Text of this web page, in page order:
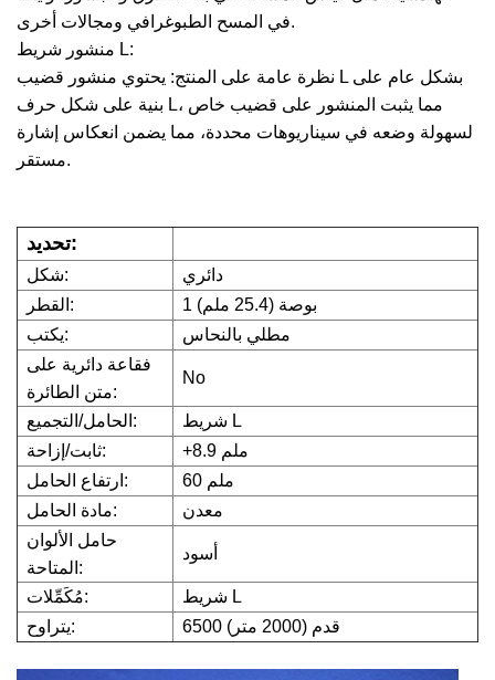
في المسح الطبوغرافي ومجالات أخرى.
منشور شريط L:
نظرة عامة على المنتج: يحتوي منشور قضيب L بشكل عام على
بنية على شكل حرف L، مما يثبت المنشور على قضيب خاص
لسهولة وضعه في سيناريوهات محددة، مما يضمن انعكاس إشارة
مستقر.
تحديد:
شكل:
دائري
القطر:
1 بوصة (25.4 ملم)
يكتب:
مطلي بالنحاس
فقاعة دائرية على
متن الطائرة:
No
الحامل/التجميع:
شريط L
ثابت/إزاحة:
+8.9 ملم
ارتفاع الحامل:
60 ملم
مادة الحامل:
معدن
حامل الألوان
المتاحة:
أسود
مُكَمِّلات:
شريط L
يتراوح:
6500 قدم (2000 متر)